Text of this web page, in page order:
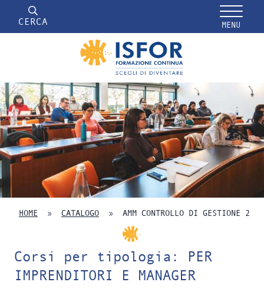
CERCA MENU
HOME » CATALOGO » AMM CONTROLLO DI GESTIONE 2
Corsi per tipologia: PER
IMPRENDITORI E MANAGER